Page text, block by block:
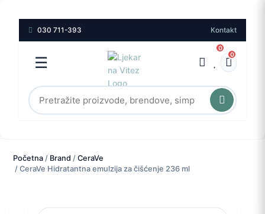
030 711-393 Kontakt
☰
0
0
Početna/ Brand / CeraVe
/ CeraVe Hidratantna emulzija za čišćenje 236 ml